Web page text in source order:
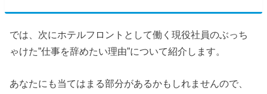
では、次にホテルフロントとして働く現役社員のぶっち
ゃけた”仕事を辞めたい理由”について紹介します。
あなたにも当てはまる部分があるかもしれませんので、